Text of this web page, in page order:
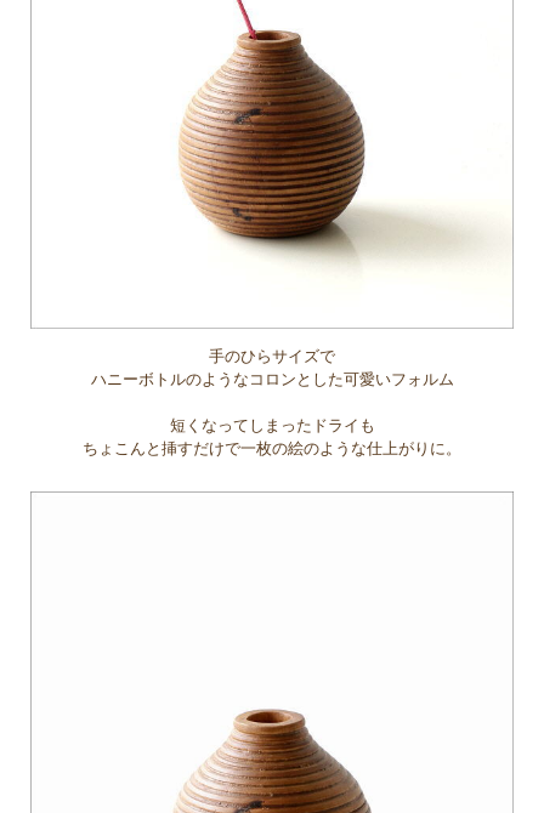
手のひらサイズで
ハニーボトルのようなコロンとした可愛いフォルム
短くなってしまったドライも
ちょこんと挿すだけで一枚の絵のような仕上がりに。